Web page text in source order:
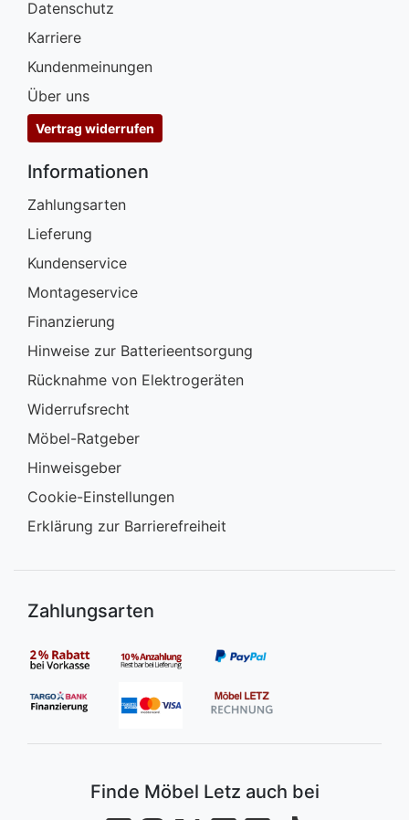
Datenschutz
Karriere
Kundenmeinungen
Über uns
Vertrag widerrufen
Informationen
Zahlungsarten
Lieferung
Kundenservice
Montageservice
Finanzierung
Hinweise zur Batterieentsorgung
Rücknahme von Elektrogeräten
Widerrufsrecht
Möbel-Ratgeber
Hinweisgeber
Cookie-Einstellungen
Erklärung zur Barrierefreiheit
Zahlungsarten
Finde Möbel Letz auch bei